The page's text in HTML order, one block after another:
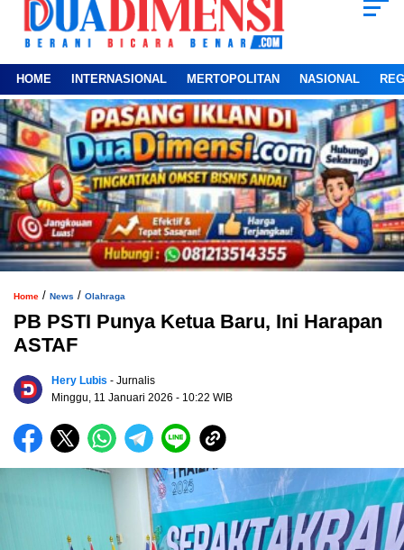
HOME INTERNASIONAL MERTOPOLITAN NASIONAL
Home / News / Olahraga
PB PSTI Punya Kеtuа Bаru, Inі Hаrараn
ASTAF
Hery Lubis - Jurnalis
Minggu, 11 Januari 2026 - 10:22 WIB